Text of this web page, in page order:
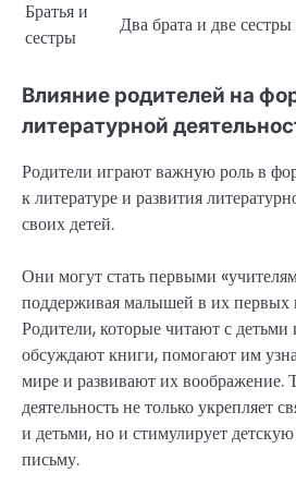
Братья и
сестры
Два брата и две сестры
Влияние родителей на
литературной
Родители играют важную роль в
к литературе и развития
своих детей.
Они могут стать первыми
поддерживая малышей в их первых
Родители, которые читают с детьми
обсуждают книги, помогают им
мире и развивают их воображение.
деятельность не только укрепляет
и детьми, но и стимулирует
письму.